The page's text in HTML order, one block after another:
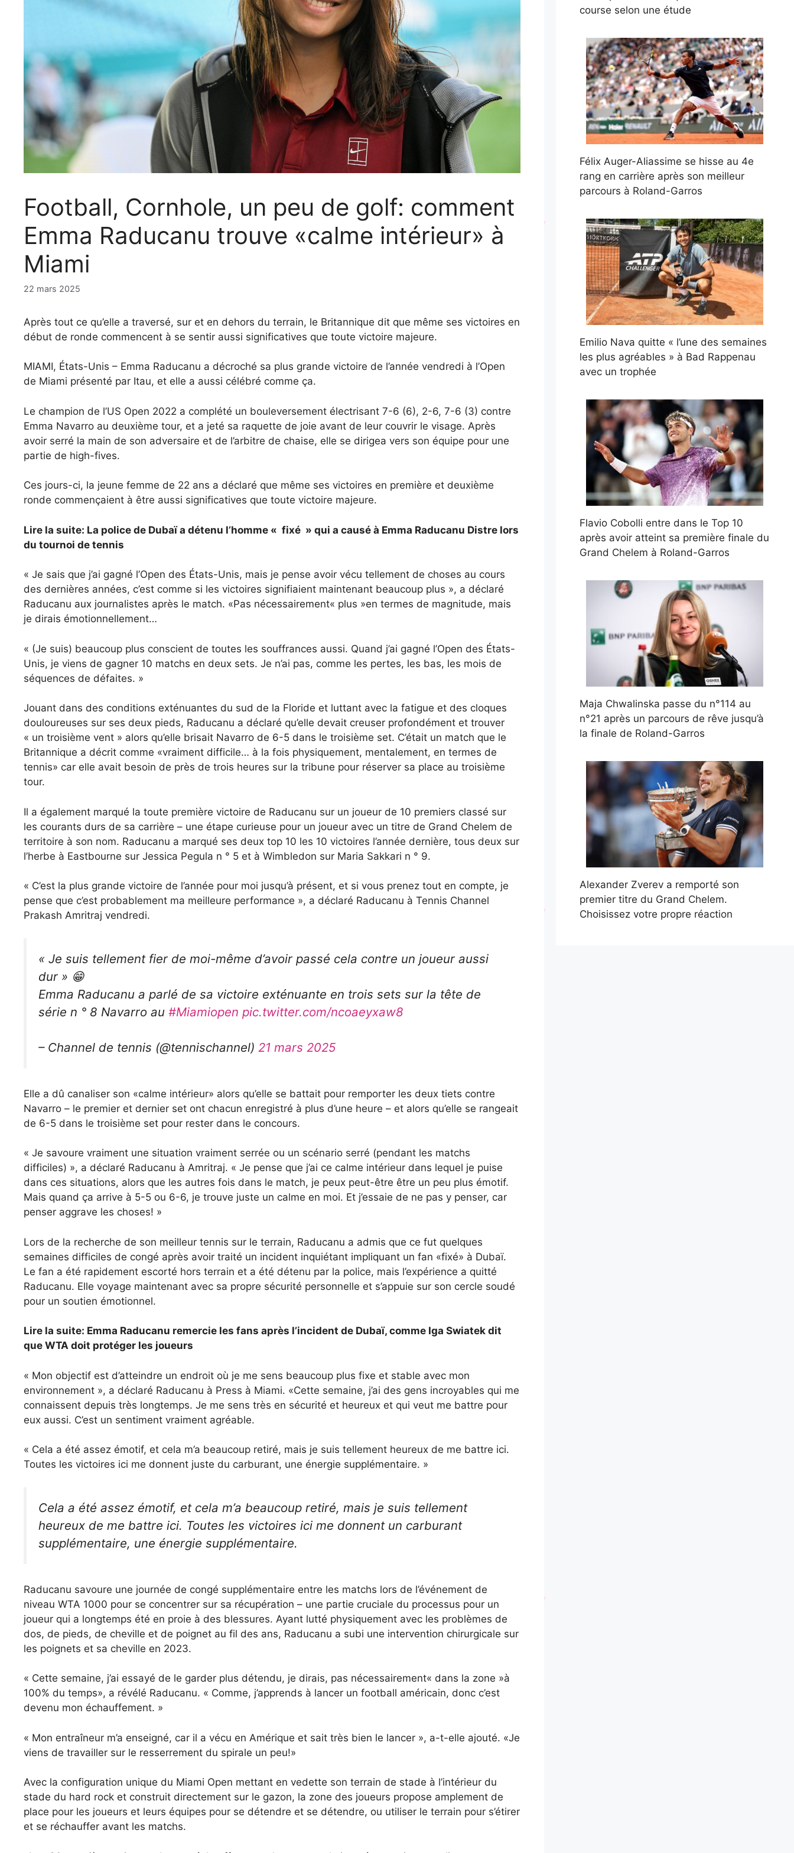
Football, Cornhole, un peu de golf: comment
Emma Raducanu trouve «calme intérieur» à
Miami
22 mars 2025
Après tout ce qu’elle a traversé, sur et en dehors du terrain, le Britannique dit que même ses victoires en
début de ronde commencent à se sentir aussi significatives que toute victoire majeure.
MIAMI, États-Unis – Emma Raducanu a décroché sa plus grande victoire de l’année vendredi à l’Open
de Miami présenté par Itau, et elle a aussi célébré comme ça.
Le champion de l’US Open 2022 a complété un bouleversement électrisant 7-6 (6), 2-6, 7-6 (3) contre
Emma Navarro au deuxième tour, et a jeté sa raquette de joie avant de leur couvrir le visage. Après
avoir serré la main de son adversaire et de l’arbitre de chaise, elle se dirigea vers son équipe pour une
partie de high-fives.
Ces jours-ci, la jeune femme de 22 ans a déclaré que même ses victoires en première et deuxième
ronde commençaient à être aussi significatives que toute victoire majeure.
Lire la suite: La police de Dubaï a détenu l’homme « fixé » qui a causé à Emma Raducanu Distre lors
du tournoi de tennis
« Je sais que j’ai gagné l’Open des États-Unis, mais je pense avoir vécu tellement de choses au cours
des dernières années, c’est comme si les victoires signifiaient maintenant beaucoup plus », a déclaré
Raducanu aux journalistes après le match. «Pas nécessairement« plus »en termes de magnitude, mais
je dirais émotionnellement…
« (Je suis) beaucoup plus conscient de toutes les souffrances aussi. Quand j’ai gagné l’Open des États-
Unis, je viens de gagner 10 matchs en deux sets. Je n’ai pas, comme les pertes, les bas, les mois de
séquences de défaites. »
Jouant dans des conditions exténuantes du sud de la Floride et luttant avec la fatigue et des cloques
douloureuses sur ses deux pieds, Raducanu a déclaré qu’elle devait creuser profondément et trouver
« un troisième vent » alors qu’elle brisait Navarro de 6-5 dans le troisième set. C’était un match que le
Britannique a décrit comme «vraiment difficile… à la fois physiquement, mentalement, en termes de
tennis» car elle avait besoin de près de trois heures sur la tribune pour réserver sa place au troisième
tour.
Il a également marqué la toute première victoire de Raducanu sur un joueur de 10 premiers classé sur
les courants durs de sa carrière – une étape curieuse pour un joueur avec un titre de Grand Chelem de
territoire à son nom. Raducanu a marqué ses deux top 10 les 10 victoires l’année dernière, tous deux sur
l’herbe à Eastbourne sur Jessica Pegula n ° 5 et à Wimbledon sur Maria Sakkari n ° 9.
« C’est la plus grande victoire de l’année pour moi jusqu’à présent, et si vous prenez tout en compte, je
pense que c’est probablement ma meilleure performance », a déclaré Raducanu à Tennis Channel
Prakash Amritraj vendredi.
« Je suis tellement fier de moi-même d’avoir passé cela contre un joueur aussi
dur » 😁
Emma Raducanu a parlé de sa victoire exténuante en trois sets sur la tête de
série n ° 8 Navarro au #Miamiopen pic.twitter.com/ncoaeyxaw8
– Channel de tennis (@tennischannel) 21 mars 2025
Elle a dû canaliser son «calme intérieur» alors qu’elle se battait pour remporter les deux tiets contre
Navarro – le premier et dernier set ont chacun enregistré à plus d’une heure – et alors qu’elle se rangeait
de 6-5 dans le troisième set pour rester dans le concours.
« Je savoure vraiment une situation vraiment serrée ou un scénario serré (pendant les matchs
difficiles) », a déclaré Raducanu à Amritraj. « Je pense que j’ai ce calme intérieur dans lequel je puise
dans ces situations, alors que les autres fois dans le match, je peux peut-être être un peu plus émotif.
Mais quand ça arrive à 5-5 ou 6-6, je trouve juste un calme en moi. Et j’essaie de ne pas y penser, car
penser aggrave les choses! »
Lors de la recherche de son meilleur tennis sur le terrain, Raducanu a admis que ce fut quelques
semaines difficiles de congé après avoir traité un incident inquiétant impliquant un fan «fixé» à Dubaï.
Le fan a été rapidement escorté hors terrain et a été détenu par la police, mais l’expérience a quitté
Raducanu. Elle voyage maintenant avec sa propre sécurité personnelle et s’appuie sur son cercle soudé
pour un soutien émotionnel.
Lire la suite: Emma Raducanu remercie les fans après l’incident de Dubaï, comme Iga Swiatek dit
que WTA doit protéger les joueurs
« Mon objectif est d’atteindre un endroit où je me sens beaucoup plus fixe et stable avec mon
environnement », a déclaré Raducanu à Press à Miami. «Cette semaine, j’ai des gens incroyables qui me
connaissent depuis très longtemps. Je me sens très en sécurité et heureux et qui veut me battre pour
eux aussi. C’est un sentiment vraiment agréable.
« Cela a été assez émotif, et cela m’a beaucoup retiré, mais je suis tellement heureux de me battre ici.
Toutes les victoires ici me donnent juste du carburant, une énergie supplémentaire. »
Cela a été assez émotif, et cela m’a beaucoup retiré, mais je suis tellement
heureux de me battre ici. Toutes les victoires ici me donnent un carburant
supplémentaire, une énergie supplémentaire.
Raducanu savoure une journée de congé supplémentaire entre les matchs lors de l’événement de
niveau WTA 1000 pour se concentrer sur sa récupération – une partie cruciale du processus pour un
joueur qui a longtemps été en proie à des blessures. Ayant lutté physiquement avec les problèmes de
dos, de pieds, de cheville et de poignet au fil des ans, Raducanu a subi une intervention chirurgicale sur
les poignets et sa cheville en 2023.
« Cette semaine, j’ai essayé de le garder plus détendu, je dirais, pas nécessairement« dans la zone »à
100% du temps», a révélé Raducanu. « Comme, j’apprends à lancer un football américain, donc c’est
devenu mon échauffement. »
« Mon entraîneur m’a enseigné, car il a vécu en Amérique et sait très bien le lancer », a-t-elle ajouté. «Je
viens de travailler sur le resserrement du spirale un peu!»
Avec la configuration unique du Miami Open mettant en vedette son terrain de stade à l’intérieur du
stade du hard rock et construit directement sur le gazon, la zone des joueurs propose amplement de
place pour les joueurs et leurs équipes pour se détendre et se détendre, ou utiliser le terrain pour s’étirer
et se réchauffer avant les matchs.
course selon une étude
Félix Auger-Aliassime se hisse au 4e
rang en carrière après son meilleur
parcours à Roland-Garros
Emilio Nava quitte « l’une des semaines
les plus agréables » à Bad Rappenau
avec un trophée
Flavio Cobolli entre dans le Top 10
après avoir atteint sa première finale du
Grand Chelem à Roland-Garros
Maja Chwalinska passe du n°114 au
n°21 après un parcours de rêve jusqu’à
la finale de Roland-Garros
Alexander Zverev a remporté son
premier titre du Grand Chelem.
Choisissez votre propre réaction